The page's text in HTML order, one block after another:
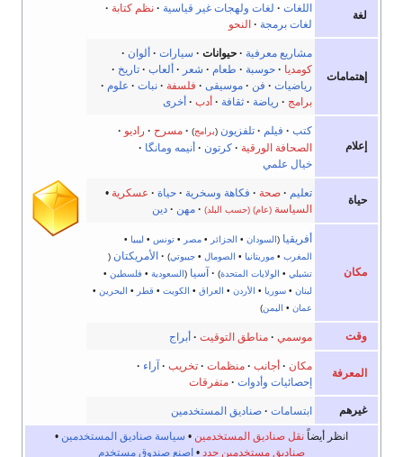
لغة
اللغات · لغات ولهجات غير قياسية · نظم كتابة ·
لغات برمجة · النحو
إهتمامات
مشاريع معرفية · حيوانات · سيارات · ألوان ·
كومديا · حوسبة · طعام · شعر · ألعاب · تاريخ ·
رياضيات · فن · موسيقى · فلسفة · نبات · علوم ·
برامج · رياضة · ثقافة · أدب · أخرى
إعلام
كتب · فيلم · تلفزيون (برامج)
· مسرح · راديو ·
الصحافة الورقية · كرتون · أنيمه ومانگا ·
خيال علمي
حياة
تعليم · صحة · فكاهة وسخرية · حياة · عسكرية •
السياسة(عام) (حسب البلد) · مهن · دين
مكان
أفريقيا (السودان • الجزائر • مصر • تونس • ليبيا •
المغرب • موريتانيا • الصومال • جيبوتي)
· الأمريكتان (
تشيلي • الولايات المتحدة)
· آسيا (السعودية • فلسطين •
لبنان • سوريا • الأردن • العراق • الكويت • قطر • البحرين •
عمان • اليمن)
وقت موسمي · مناطق التوقيت · أبراج
المعرفة
مكان · أجانب · منظمات · تخريب · آراء ·
إحصائيات وأدوات · متفرقات
غيرهم ابتسامات · صناديق المستخدمين
انظر أيضاً نقل صناديق المستخدمين • سياسة صناديق المستخدمين •
صناديق مستخدمين جدد • اصنع صندوق مستخدم